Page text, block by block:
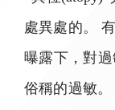
處異處的。
曝露下，對
俗稱的過敏